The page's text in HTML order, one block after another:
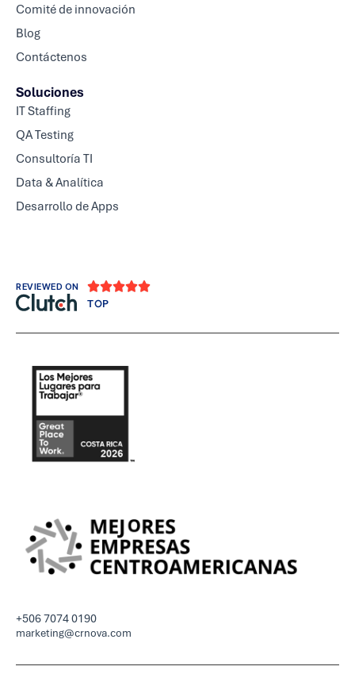
Comité de innovación
Blog
Contáctenos
Soluciones
IT Staffing
QA Testing
Consultoría TI
Data & Analítica
Desarrollo de Apps
REVIEWED ON 
TOP
+506 7074 0190
marketing@crnova.com